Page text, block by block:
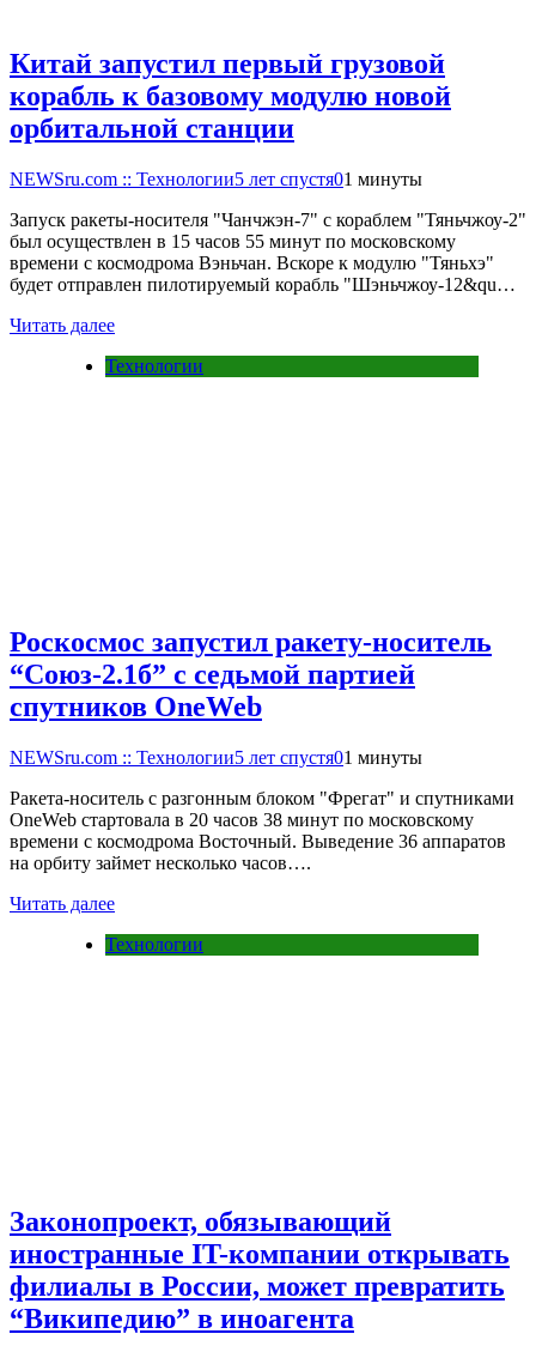
Китай запустил первый грузовой
корабль к базовому модулю новой
орбитальной станции
NEWSru.com :: Технологии5 лет спустя01 минуты
Запуск ракеты-носителя "Чанчжэн-7" с кораблем "Тяньчжоу-2"
был осуществлен в 15 часов 55 минут по московскому
времени с космодрома Вэньчан. Вскоре к модулю "Тяньхэ"
будет отправлен пилотируемый корабль "Шэньчжоу-12&qu…
Читать далее
Технологии
Роскосмос запустил ракету-носитель
“Союз-2.1б” с седьмой партией
спутников OneWeb
NEWSru.com :: Технологии5 лет спустя01 минуты
Ракета-носитель с разгонным блоком "Фрегат" и спутниками
OneWeb стартовала в 20 часов 38 минут по московскому
времени с космодрома Восточный. Выведение 36 аппаратов
на орбиту займет несколько часов….
Читать далее
Технологии
Законопроект, обязывающий
иностранные IT-компании открывать
филиалы в России, может превратить
“Википедию” в иноагента